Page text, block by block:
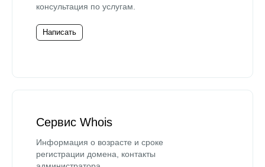
консультация по услугам.
Написать
Сервис Whois
Информация о возрасте и сроке
регистрации домена, контакты